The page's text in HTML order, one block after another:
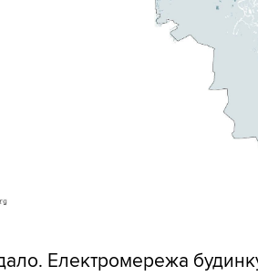
Електромережа